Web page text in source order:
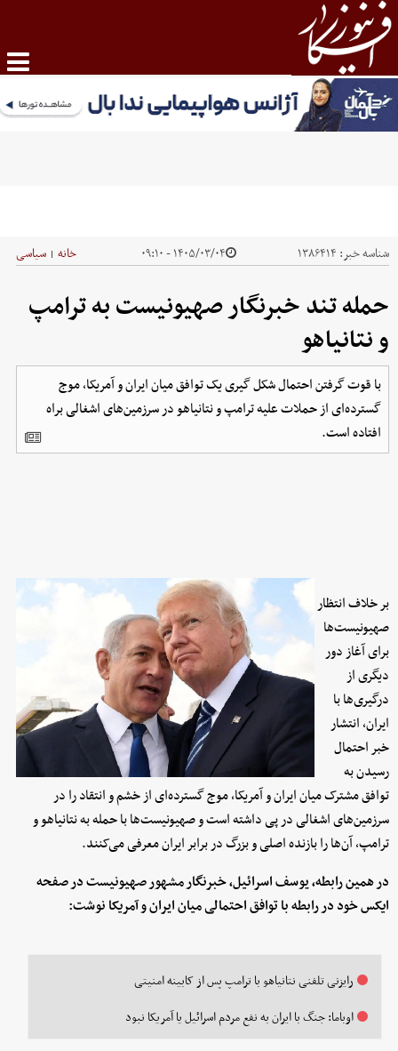
شناسه خبر: ۱۳۸۶۴۱۴ ۱۴۰۵/۰۳/۰۴ - ۰۹:۱۰ خانه | سیاسی
حمله تند خبرنگار صهیونیست به ترامپ
و نتانیاهو
با قوت گرفتن احتمال شکل گیری یک توافق میان ایران و آمریکا، موج
گسترده‌ای از حملات علیه ترامپ و نتانیاهو در سرزمین‌های اشغالی براه
افتاده است.
بر خلاف انتظار
صهیونیست‌ها
برای آغاز دور
دیگری از
درگیری‌ها با
ایران، انتشار
خبر احتمال
رسیدن به
توافق مشترک میان ایران و آمریکا، موج گسترده‌ای از خشم و انتقاد را در
سرزمین‌های اشغالی در پی داشته است و صهیونیست‌ها با حمله به نتانیاهو و
ترامپ، ‌آن‌ها را بازنده اصلی و بزرگ در برابر ایران معرفی می‌کنند.
در همین رابطه، یوسف اسرائیل، خبرنگار مشهور صهیونیست در صفحه
ایکس خود در رابطه با توافق احتمالی میان ایران و آمریکا نوشت:
رایزنی تلفنی نتانیاهو با ترامپ پس از کابینه امنیتی
اوباما: جنگ با ایران به نفع مردم اسرائیل یا آمریکا نبود